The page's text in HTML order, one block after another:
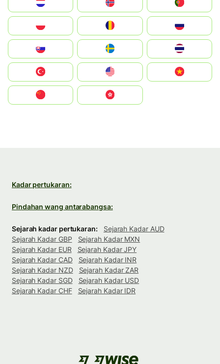
United States
中國香港特別行政區
Kadar pertukaran:
Pindahan wang antarabangsa:
Sejarah kadar pertukaran:
Sejarah Kadar AUD
Sejarah Kadar GBP
Sejarah Kadar MXN
Sejarah Kadar EUR
Sejarah Kadar JPY
Sejarah Kadar CAD
Sejarah Kadar INR
Sejarah Kadar NZD
Sejarah Kadar ZAR
Sejarah Kadar SGD
Sejarah Kadar USD
Sejarah Kadar CHF
Sejarah Kadar IDR